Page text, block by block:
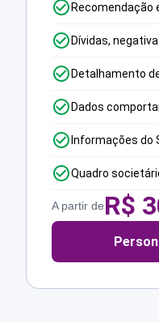
Recomendação
Dívidas,
Detalhamento
Dados
Informações do
Quadro
A partir deR$